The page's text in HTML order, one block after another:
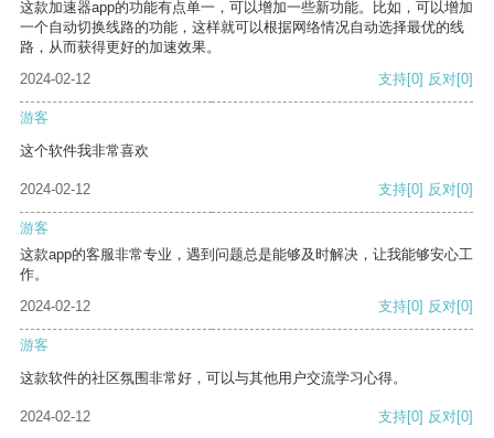
这款加速器app的功能有点单一，可以增加一些新功能。比如，可以增加
一个自动切换线路的功能，这样就可以根据网络情况自动选择最优的线
路，从而获得更好的加速效果。
2024-02-12
支持[0] 反对[0]
游客
这个软件我非常喜欢
2024-02-12 支持[0] 反对[0]
游客
这款app的客服非常专业，遇到问题总是能够及时解决，让我能够安心工
作。
2024-02-12
支持[0] 反对[0]
游客
这款软件的社区氛围非常好，可以与其他用户交流学习心得。
2024-02-12 支持[0] 反对[0]